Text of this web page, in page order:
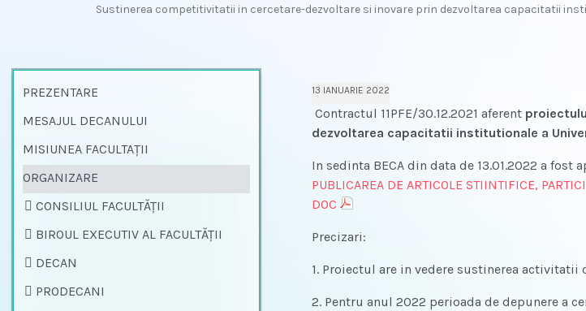
Sustinerea competitivitatii in cercetare-dezvoltare si inovare prin dezvoltarea capacitatii
13 IANUARIE 2022
Contractul 11PFE/30.12.2021 aferent
dezvoltarea capacitatii institutionale a
In sedinta BECA din data de 13.01.2022 a fost
PUBLICAREA DE ARTICOLE STIINTIFICE,
DOC
Precizari:
1. Proiectul are in vedere sustinerea
2. Pentru anul 2022 perioada de depunere a
PREZENTARE
MESAJUL DECANULUI
MISIUNEA FACULTAȚII
ORGANIZARE
CONSILIUL FACULTĂŢII
BIROUL EXECUTIV AL FACULTĂŢII
DECAN
PRODECANI